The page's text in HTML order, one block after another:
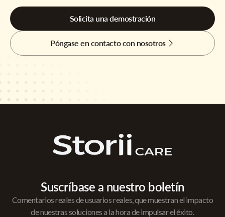
Solicita una demostración
Póngase en contacto con nosotros
Suscríbase a nuestro boletín
Comentarios reales de usuarios reales, que muestran el impacto
de nuestras soluciones a la hora de impulsar el éxito.